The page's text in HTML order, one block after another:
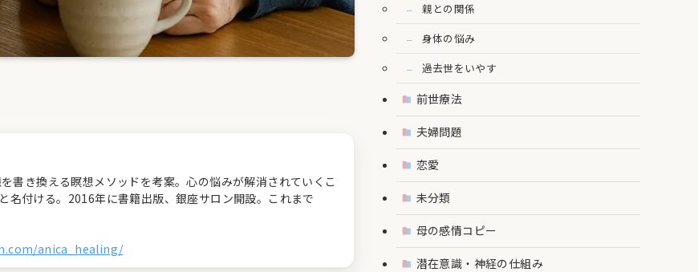
書き換える瞑想メソッドを考案。心の悩みが解消されていくこ
名付ける。2016年に書籍出版、銀座サロン開設。これまで
anica_healing/
親との関係
身体の悩み
過去世をいやす
前世療法
夫婦問題
恋愛
未分類
母の感情コピー
潜在意識・神経の仕組み